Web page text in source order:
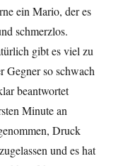
ein Mario, der es
schmerzlos.
gibt es viel zu
Gegner so schwach
beantwortet
Minute an
Druck
und es hat